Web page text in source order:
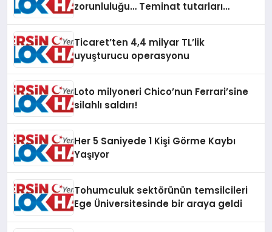
zorunluluğu… Teminat tutarları
Ticaret’ten 4,4 milyar TL’lik
uyuşturucu operasyonu
Loto milyoneri Chico’nun Ferrari’sine
silahlı saldırı!
Her 5 Saniyede 1 Kişi Görme Kaybı
Yaşıyor
Tohumculuk sektörünün temsilcileri
Ege Üniversitesinde bir araya geldi